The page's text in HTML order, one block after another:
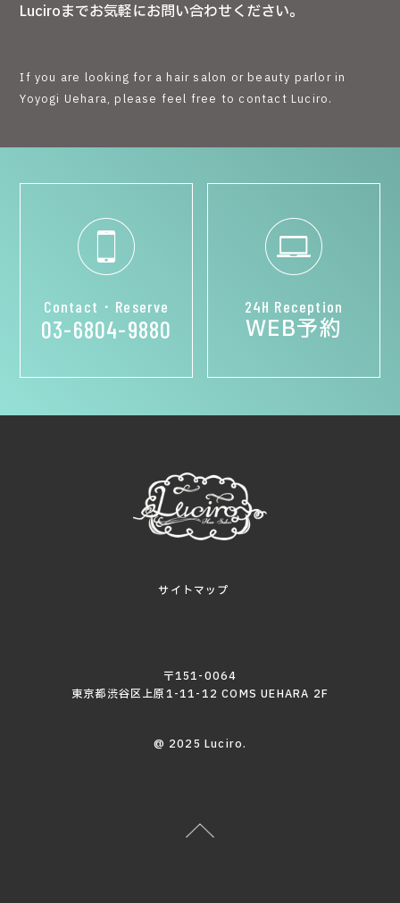
Luciroまでお気軽にお問い合わせください。
If you are looking for a hair salon or beauty parlor in
Yoyogi Uehara, please feel free to contact Luciro.
Contact・Reserve
03-6804-9880
24H Reception
WEB予約
サイトマップ
〒151-0064
東京都渋谷区上原1-11-12 COMS UEHARA 2F
@ 2025 Luciro.